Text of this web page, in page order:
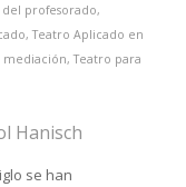
profesorado,
,Teatro Aplicado en
mediación,Teatro para
Hanisch
se han